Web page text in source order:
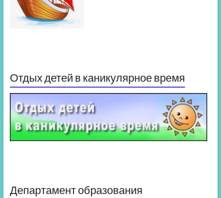
Отдых детей в каникулярное время
Департамент образования